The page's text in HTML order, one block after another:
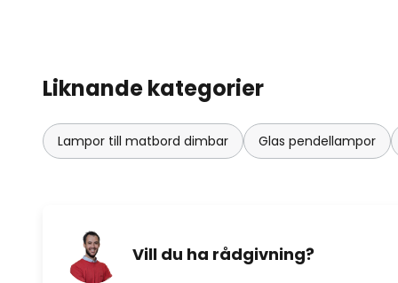
Liknande kategorier
Lampor till matbord dimbar Glas pendellampor
Vill du ha rådgivning?